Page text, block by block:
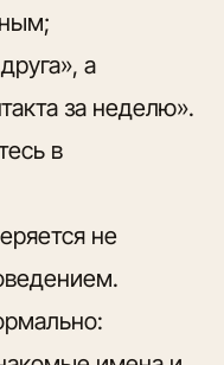
а
за неделю».
в
не